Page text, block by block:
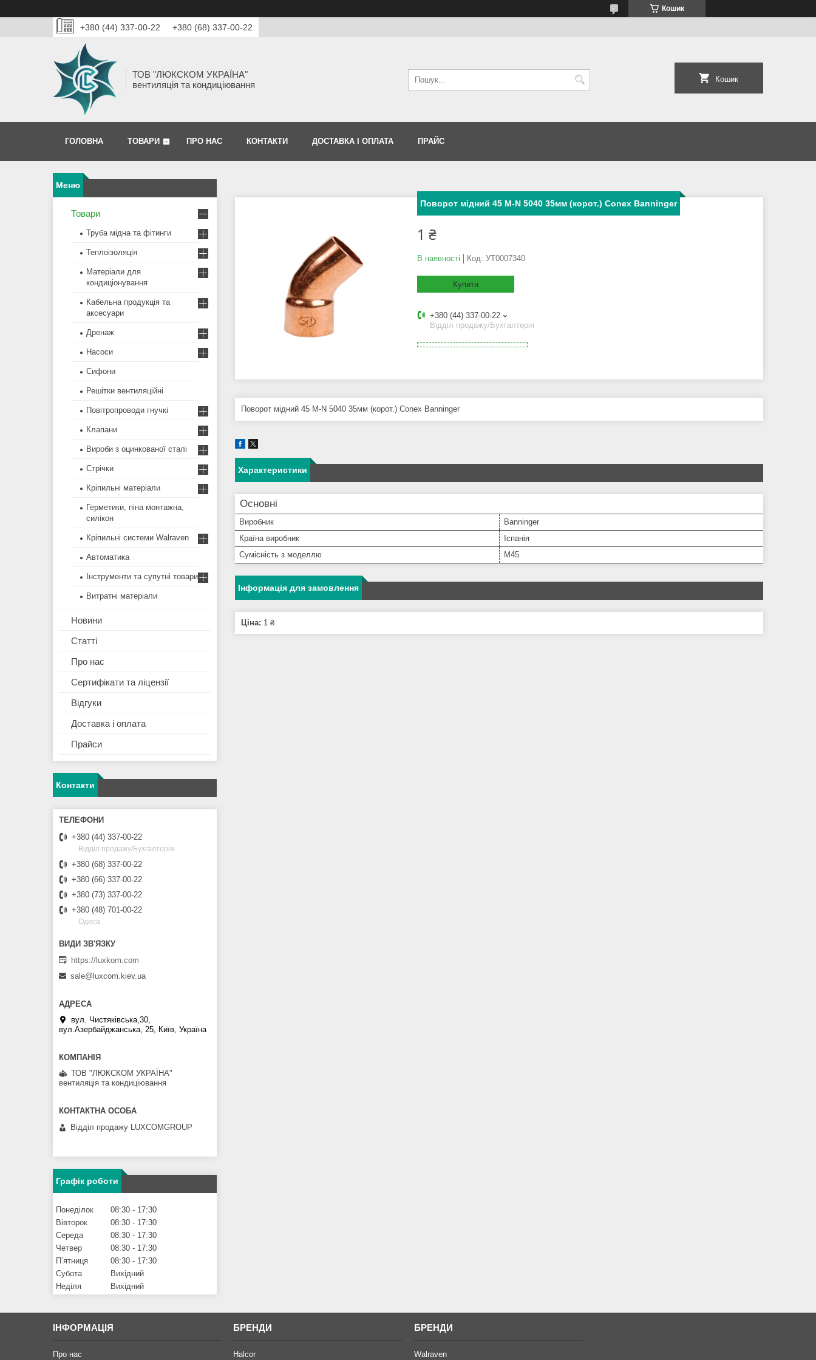
Кошик
+380 (44) 337-00-22 +380 (68) 337-00-22
ТОВ "ЛЮКСКОМ УКРАЇНА"
вентиляція та кондиціювання
Кошик
ГОЛОВНА ТОВАРИ ПРО НАС КОНТАКТИ ДОСТАВКА І ОПЛАТА ПРАЙС
Поворот мідний 45 M-N 5040 35мм (корот.) Conex Banninger
1 ₴
В наявності Код: УТ0007340
Купити
+380 (44) 337-00-22
Відділ продажу/Бухгалтерія
Поворот мідний 45 M-N 5040 35мм (корот.) Conex Banninger
Характеристики
Основні
Виробник
Banninger
Країна виробник
Іспанія
Сумісність з моделлю
M45
Інформація для замовлення
Ціна: 1 ₴
Товари
Труба мідна та фітинги
Теплоізоляція
Матеріали для
кондиціонування
Кабельна продукція та
аксесуари
Дренаж
Насоси
Сифони
Решітки вентиляційні
Повітропроводи гнучкі
Клапани
Вироби з оцинкованої сталі
Стрічки
Кріпильні матеріали
Герметики, піна монтажна,
силікон
Кріпильні системи Walraven
Автоматика
Інструменти та супутні товари
Витратні матеріали
Новини
Статті
Про нас
Сертифікати та ліцензії
Відгуки
Доставка і оплата
Прайси
Контакти
+380 (44) 337-00-22
Відділ продажу/Бухгалтерія
+380 (68) 337-00-22
+380 (66) 337-00-22
+380 (73) 337-00-22
+380 (48) 701-00-22
Одеса
https://luxkom.com
sale@luxcom.kiev.ua
вул. Чистяківська,30,
вул.Азербайджанська, 25, Київ, Україна
ТОВ "ЛЮКСКОМ УКРАЇНА"
вентиляція та кондиціювання
Відділ продажу LUXCOMGROUP
Графік роботи
Понеділок 08:30
17:30
Вівторок
08:30
17:30
Середа
08:30
17:30
Четвер
08:30
17:30
Пʼятниця
08:30
17:30
Субота
Вихідний
Неділя
Вихідний
ІНФОРМАЦІЯ
Про нас
БРЕНДИ
Halcor
БРЕНДИ
Walraven